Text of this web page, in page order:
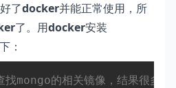
了docker并能正常使用，所
了。用docker安装
：
的相关镜像，结果很多，
Copy